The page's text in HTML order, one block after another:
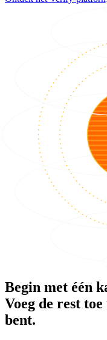
Begin met één
Voeg de rest
bent.